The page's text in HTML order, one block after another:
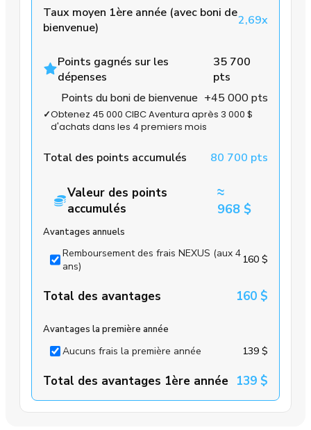
Taux moyen 1ère année (avec boni de
bienvenue)
2,69x
Points gagnés sur les
dépenses
35 700
pts
Points du boni de bienvenue +45 000 pts
✓Obtenez 45 000 CIBC Aventura après 3 000 $
d'achats dans les 4 premiers mois
Total des points accumulés 80 700 pts
Valeur des points
accumulés
≈
968 $
Avantages annuels
Remboursement des frais NEXUS (aux 4
ans)
160 $
Total des avantages 160 $
Avantages la première année
Aucuns frais la première année 139 $
Total des avantages 1ère année 139 $